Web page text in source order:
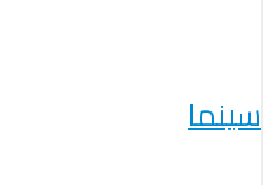
سينما